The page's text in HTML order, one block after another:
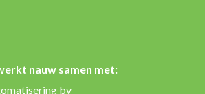
nauw samen met:
bv